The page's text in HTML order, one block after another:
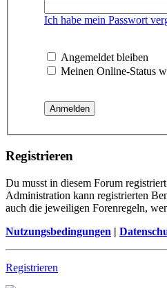
Ich habe mein Passwort
Angemeldet bleiben
Meinen Online-Status
Registrieren
Du musst in diesem Forum
Administration kann registrierten
auch die jeweiligen Forenregeln,
Nutzungsbedingungen |
Registrieren